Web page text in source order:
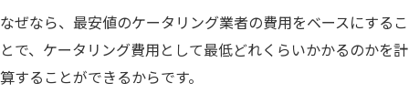
なぜなら、最安値のケータリング業者の費用をベースにするこ
とで、ケータリング費用として最低どれくらいかかるのかを計
算することができるからです。